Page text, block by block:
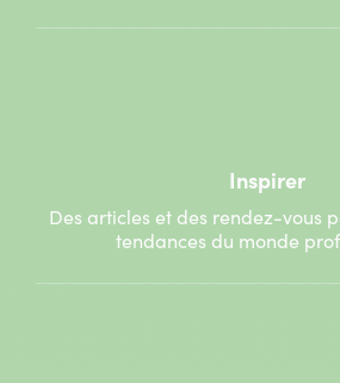
Inspirer
Des articles et des rendez-vous
tendances du monde